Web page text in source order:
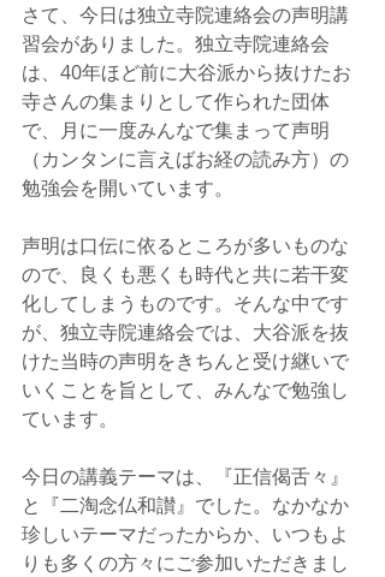
さて、今日は独立寺院連絡会の声明講
習会がありました。独立寺院連絡会
は、40年ほど前に大谷派から抜けたお
寺さんの集まりとして作られた団体
で、月に一度みんなで集まって声明
（カンタンに言えばお経の読み方）の
勉強会を開いています。
声明は口伝に依るところが多いものな
ので、良くも悪くも時代と共に若干変
化してしまうものです。そんな中です
が、独立寺院連絡会では、大谷派を抜
けた当時の声明をきちんと受け継いで
いくことを旨として、みんなで勉強し
ています。
今日の講義テーマは、『正信偈舌々』
と『二淘念仏和讃』でした。なかなか
珍しいテーマだったからか、いつもよ
りも多くの方々にご参加いただきまし